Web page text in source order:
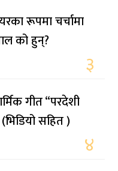
रूपमा चर्चामा
को हुन्?
३
गीत “परदेशी
सहित )
४